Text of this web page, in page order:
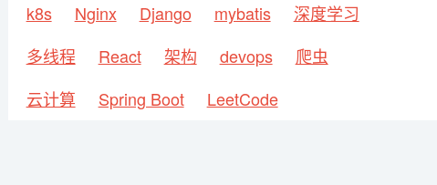
k8s
Nginx Django mybatis
深度学习
多线程
React 架构 devops
爬虫
云计算
Spring Boot LeetCode